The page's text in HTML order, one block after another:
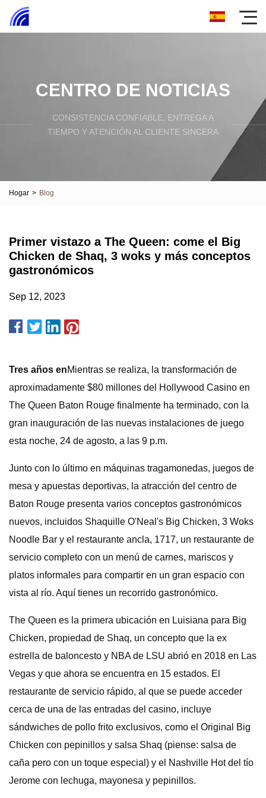
CENTRO DE NOTICIAS
CONSISTENCIA CONFIABLE, ENTREGA A
TIEMPO Y ATENCIÓN AL CLIENTE SINCERA
Hogar > Blog
Primer vistazo a The Queen: come el Big
Chicken de Shaq, 3 woks y más conceptos
gastronómicos
Sep 12, 2023
Tres años enMientras se realiza, la transformación de
aproximadamente $80 millones del Hollywood Casino en
The Queen Baton Rouge finalmente ha terminado, con la
gran inauguración de las nuevas instalaciones de juego
esta noche, 24 de agosto, a las 9 p.m.
Junto con lo último en máquinas tragamonedas, juegos de
mesa y apuestas deportivas, la atracción del centro de
Baton Rouge presenta varios conceptos gastronómicos
nuevos, incluidos Shaquille O'Neal's Big Chicken, 3 Woks
Noodle Bar y el restaurante ancla, 1717, un restaurante de
servicio completo con un menú de carnes, mariscos y
platos informales para compartir en un gran espacio con
vista al río. Aquí tienes un recorrido gastronómico.
The Queen es la primera ubicación en Luisiana para Big
Chicken, propiedad de Shaq, un concepto que la ex
estrella de baloncesto y NBA de LSU abrió en 2018 en Las
Vegas y que ahora se encuentra en 15 estados. El
restaurante de servicio rápido, al que se puede acceder
cerca de una de las entradas del casino, incluye
sándwiches de pollo frito exclusivos, como el Original Big
Chicken con pepinillos y salsa Shaq (piense: salsa de
caña pero con un toque especial) y el Nashville Hot del tío
Jerome con lechuga, mayonesa y pepinillos.